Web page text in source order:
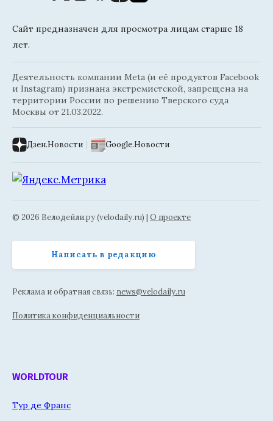
Сайт предназначен для просмотра лицам старше 18
лет.
Деятельность компании Meta (и её продуктов Facebook
и Instagram) признана экстремистской, запрещена на
территории России по решению Тверского суда
Москвы от 21.03.2022.
Дзен.Новости | Google.Новости
© 2026 Велодейли.ру (velodaily.ru) | О проекте
Написать в редакцию
Реклама и обратная связь: news@velodaily.ru
Политика конфиденциальности
WORLDTOUR
Тур де Франс